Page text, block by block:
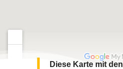
Diese Karte mit den